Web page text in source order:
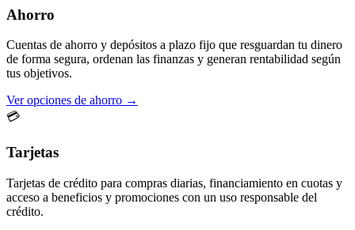
Ahorro
Cuentas de ahorro y depósitos a plazo fijo que resguardan tu dinero
de forma segura, ordenan las finanzas y generan rentabilidad según
tus objetivos.
Ver opciones de ahorro →
💳
Tarjetas
Tarjetas de crédito para compras diarias, financiamiento en cuotas y
acceso a beneficios y promociones con un uso responsable del
crédito.